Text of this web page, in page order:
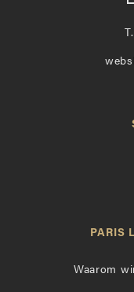
T.
PARIS
Waarom